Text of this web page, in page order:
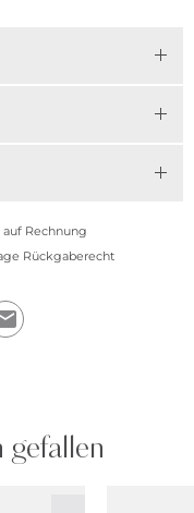
auf Rechnung
Rückgaberecht